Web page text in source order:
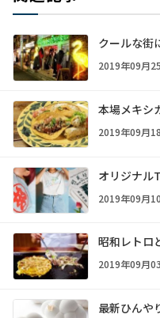
クールな街
2019年09月
本場メキシ
2019年09月
オリジナル
2019年09月
昭和レトロ
2019年09月
最新ひんや